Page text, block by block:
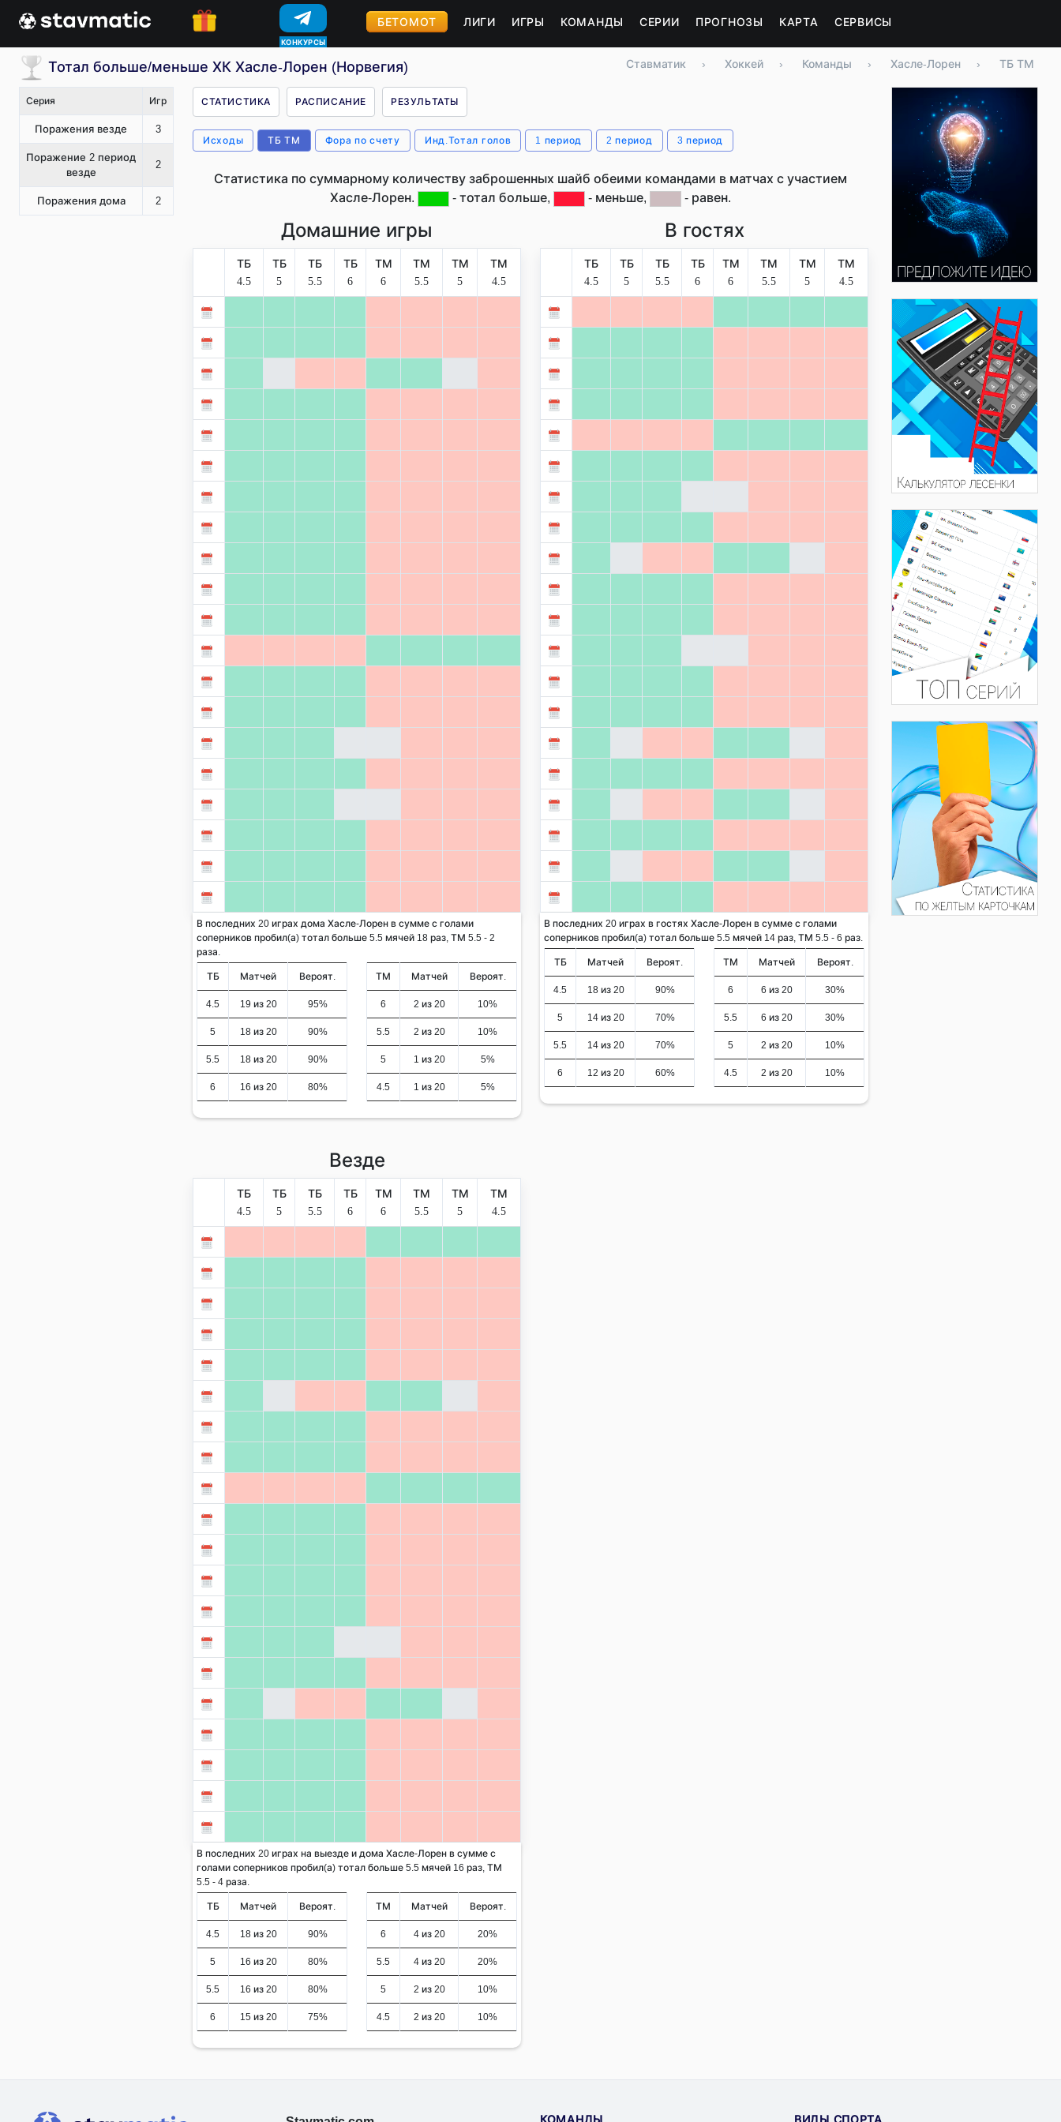
КОНКУРСЫ
БЕТОМОТ ЛИГИ ИГРЫ КОМАНДЫ СЕРИИ ПРОГНОЗЫ КАРТА СЕРВИСЫ
Тотал больше/меньше ХК Хасле-Лорен (Норвегия) Ставматик › Хоккей › Команды › Хасле-Лорен › ТБ ТМ
Серия Игр
Поражения везде 3
Поражение 2 период
везде
2
Поражения дома 2
СТАТИСТИКА РАСПИСАНИЕ РЕЗУЛЬТАТЫ
Исходы ТБ ТМ Фора по счету Инд.Тотал голов 1 период 2 период 3 период
Статистика по суммарному количеству заброшенных шайб обеими командами в матчах с участием
Хасле-Лорен.
- тотал больше, - меньше, - равен.
Домашние игры
ТБ
4.5
ТБ
5
ТБ
5.5
ТБ
6
ТМ
6
ТМ
5.5
ТМ
5
ТМ
4.5
В последних 20 играх дома Хасле-Лорен в сумме с голами
соперников пробил(а) тотал больше 5.5 мячей 18 раз, ТМ 5.5 - 2
раза.
ТБ Матчей Вероят.
4.5 19 из 20 95%
5 18 из 20 90%
5.5 18 из 20 90%
6 16 из 20 80%
ТМ Матчей Вероят.
6 2 из 20 10%
5.5 2 из 20 10%
5 1 из 20 5%
4.5 1 из 20 5%
В гостях
ТБ
4.5
ТБ
5
ТБ
5.5
ТБ
6
ТМ
6
ТМ
5.5
ТМ
5
ТМ
4.5
В последних 20 играх в гостях Хасле-Лорен в сумме с голами
соперников пробил(а) тотал больше 5.5 мячей 14 раз, ТМ 5.5 - 6 раз.
ТБ Матчей Вероят.
4.5 18 из 20 90%
5 14 из 20 70%
5.5 14 из 20 70%
6 12 из 20 60%
ТМ Матчей Вероят.
6 6 из 20 30%
5.5 6 из 20 30%
5 2 из 20 10%
4.5 2 из 20 10%
Везде
ТБ
4.5
ТБ
5
ТБ
5.5
ТБ
6
ТМ
6
ТМ
5.5
ТМ
5
ТМ
4.5
В последних 20 играх на выезде и дома Хасле-Лорен в сумме с
голами соперников пробил(а) тотал больше 5.5 мячей 16 раз, ТМ
5.5 - 4 раза.
ТБ Матчей Вероят.
4.5 18 из 20 90%
5 16 из 20 80%
5.5 16 из 20 80%
6 15 из 20 75%
ТМ Матчей Вероят.
6 4 из 20 20%
5.5 4 из 20 20%
5 2 из 20 10%
4.5 2 из 20 10%
КОМАНДЫ ВИДЫ СПОРТА